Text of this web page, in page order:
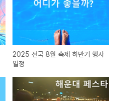
2025 전국 8월 축제 하반기 행사
일정